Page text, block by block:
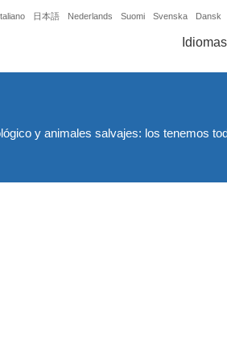
日本語 Nederlands Suomi Svenska Dansk
Idiomas
y animales salvajes: los tenemos